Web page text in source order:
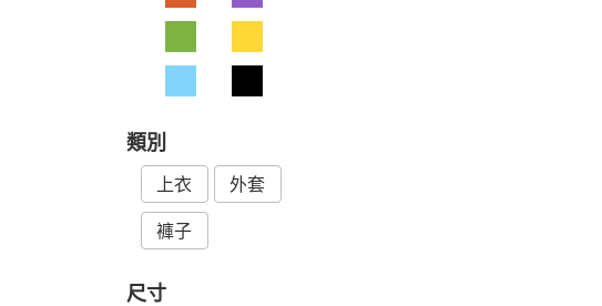
類別
上衣 外套
褲子
尺寸